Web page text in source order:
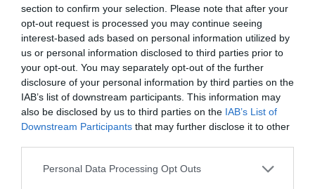
section to confirm your selection. Please note that after your
opt-out request is processed you may continue seeing
interest-based ads based on personal information utilized by
us or personal information disclosed to third parties prior to
your opt-out. You may separately opt-out of the further
disclosure of your personal information by third parties on the
IAB’s list of downstream participants. This information may
also be disclosed by us to third parties on the IAB’s List of
Downstream Participants that may further disclose it to other
Personal Data Processing Opt Outs
Så här gör du experimentet >>